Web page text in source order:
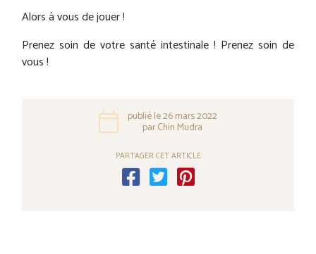
Alors à vous de jouer !
Prenez soin de votre santé intestinale ! Prenez soin de
vous !
publié le 26 mars 2022
par Chin Mudra
PARTAGER CET ARTICLE